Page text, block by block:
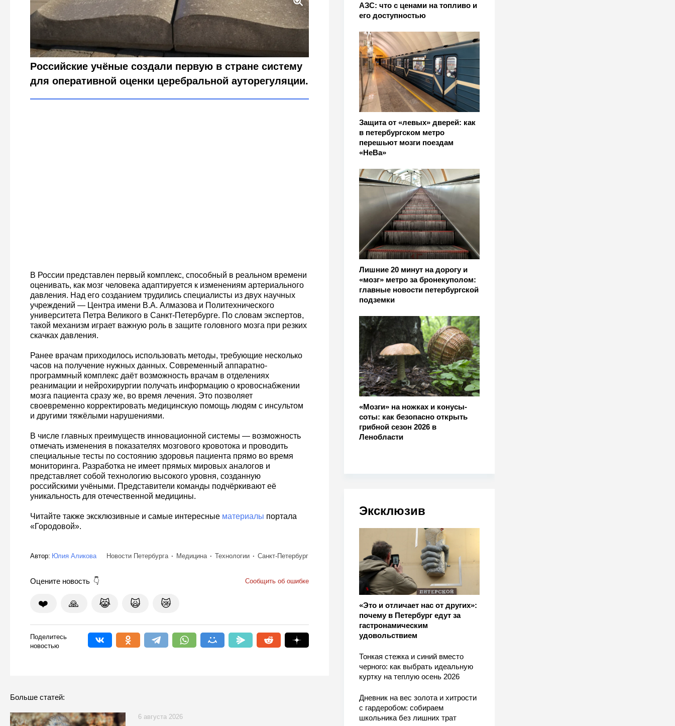
АЗС: что с ценами на топливо и
его доступностью
Защита от «левых» дверей: как
в петербургском метро
перешьют мозги поездам
«НеВа»
Лишние 20 минут на дорогу и
«мозг» метро за бронекуполом:
главные новости петербургской
подземки
«Мозги» на ножках и конусы-
соты: как безопасно открыть
грибной сезон 2026 в
Ленобласти
Эксклюзив
«Это и отличает нас от других»:
почему в Петербург едут за
гастронамическим
удовольствием
Тонкая стежка и синий вместо
черного: как выбрать идеальную
куртку на теплую осень 2026
Дневник на вес золота и хитрости
с гардеробом: собираем
школьника без лишних трат
Петербургские ученые сотворили чудо: мгновенная оценка кровотока в мозге
Городовой ру
Российские учёные создали первую в стране систему
для оперативной оценки церебральной ауторегуляции.
В России представлен первый комплекс, способный в реальном времени
оценивать, как мозг человека адаптируется к изменениям артериального
давления. Над его созданием трудились специалисты из двух научных
учреждений — Центра имени В.А. Алмазова и Политехнического
университета Петра Великого в Санкт-Петербурге. По словам экспертов,
такой механизм играет важную роль в защите головного мозга при резких
скачках давления.
Ранее врачам приходилось использовать методы, требующие несколько
часов на получение нужных данных. Современный аппаратно-
программный комплекс даёт возможность врачам в отделениях
реанимации и нейрохирургии получать информацию о кровоснабжении
мозга пациента сразу же, во время лечения. Это позволяет
своевременно корректировать медицинскую помощь людям с инсультом
и другими тяжёлыми нарушениями.
В числе главных преимуществ инновационной системы — возможность
отмечать изменения в показателях мозгового кровотока и проводить
специальные тесты по состоянию здоровья пациента прямо во время
мониторинга. Разработка не имеет прямых мировых аналогов и
представляет собой технологию высокого уровня, созданную
российскими учёными. Представители команды подчёркивают её
уникальность для отечественной медицины.
Читайте также эксклюзивные и самые интересные материалы портала
«Городовой».
Автор: Юлия Аликова Новости Петербурга Медицина Технологии Санкт-Петербург
Оцените новость Сообщить об ошибке
❤️ 🙏 😹 🙀 😿
Поделитесь
новостью
Больше статей:
6 августа 2026